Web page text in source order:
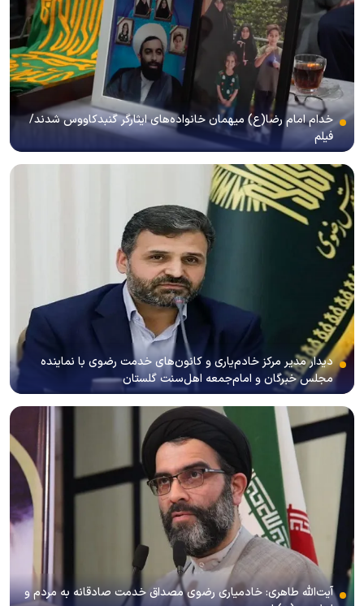
خدام امام رضا(ع) میهمان خانواده‌های ایثارگر گنبدکاووس شدند/
فیلم
دیدار مدیر مرکز خادم‌یاری و کانون‌های خدمت رضوی با نماینده
مجلس خبرگان و امام‌جمعه اهل‌سنت گلستان
آیت‌الله طاهری: خادمیاری رضوی مصداق خدمت صادقانه به مردم و